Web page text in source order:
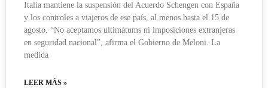
Italia mantiene la suspensión del Acuerdo Schengen con España
y los controles a viajeros de ese país, al menos hasta el 15 de
agosto. “No aceptamos ultimátums ni imposiciones extranjeras
en seguridad nacional”, afirma el Gobierno de Meloni. La
medida
LEER MÁS »